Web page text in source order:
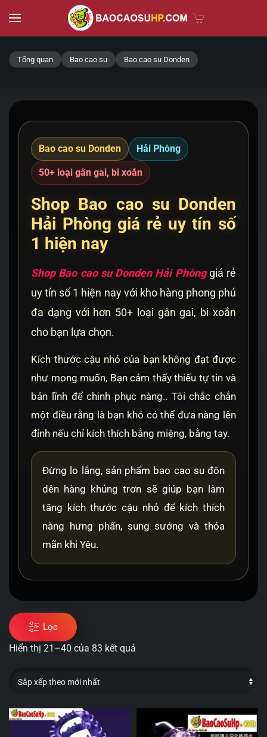
Skip to main content
Tổng quan Bao cao su Bao cao su Donden
Bao cao su Donden Hải Phòng
50+ loại gân gai, bi xoắn
Shop Bao cao su Donden
Hải Phòng giá rẻ uy tín số
1 hiện nay
Shop Bao cao su Donden Hải Phònggiá rẻ
uy tín số 1 hiện nay với kho hàng phong phú
đa dạng với hơn 50+ loại gân gai, bi xoắn
cho bạn lựa chọn.
Kích thước cậu nhỏ của bạn không đạt được
như mong muốn, Bạn cảm thấy thiếu tự tin và
bản lĩnh để chinh phục nàng.. Tôi chắc chắn
một điều rằng là bạn khó có thể đưa nàng lên
đỉnh nếu chỉ kích thích bằng miệng, bằng tay.
Đừng lo lắng, sản phẩm bao cao su đôn
dên hàng khủng trơn sẽ giúp bạn làm
tăng kích thước cậu nhỏ để kích thích
nàng hưng phấn, sung sướng và thỏa
mãn khi Yêu.
Lọc
Hiển thị 21–40 của 83 kết quả